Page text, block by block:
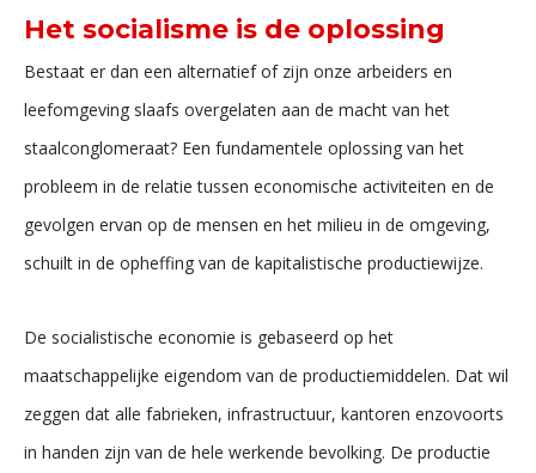
Het socialisme is de oplossing
Bestaat er dan een alternatief of zijn onze arbeiders en
leefomgeving slaafs overgelaten aan de macht van het
staalconglomeraat? Een fundamentele oplossing van het
probleem in de relatie tussen economische activiteiten en de
gevolgen ervan op de mensen en het milieu in de omgeving,
schuilt in de opheffing van de kapitalistische productiewijze.
De socialistische economie is gebaseerd op het
maatschappelijke eigendom van de productiemiddelen. Dat wil
zeggen dat alle fabrieken, infrastructuur, kantoren enzovoorts
in handen zijn van de hele werkende bevolking. De productie